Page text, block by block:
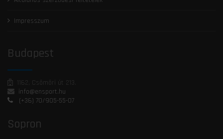
Impresszum
Budapest
1162, Csömöri út 213.
info@ensport.hu
(+36) 70/905-55-07
Sopron